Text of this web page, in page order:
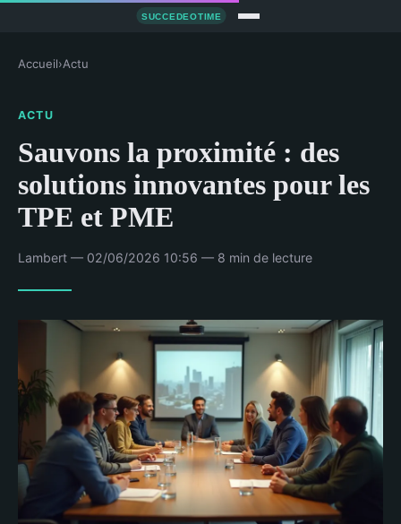
Accueil›Actu
ACTU
Sauvons la proximité : des
solutions innovantes pour les
TPE et PME
Lambert — 02/06/2026 10:56 — 8 min de lecture